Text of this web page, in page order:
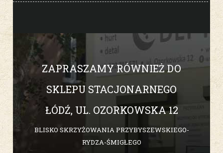
ZAPRASZAMY RÓWNIEŻ DO
SKLEPU STACJONARNEGO
ŁÓDŹ, UL. OZORKOWSKA 12
BLISKO SKRZYŻOWANIA PRZYBYSZEWSKIEGO-
RYDZA-ŚMIGŁEGO